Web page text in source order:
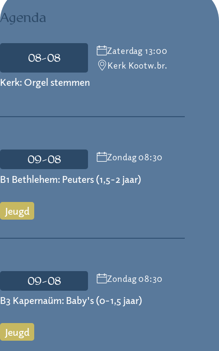
Agenda
08-08
Zaterdag 13:00
Kerk Kootw.br.
Kerk: Orgel stemmen
09-08 Zondag 08:30
B1 Bethlehem: Peuters (1,5-2 jaar)
Jeugd
09-08 Zondag 08:30
B3 Kapernaüm: Baby's (0-1,5 jaar)
Jeugd